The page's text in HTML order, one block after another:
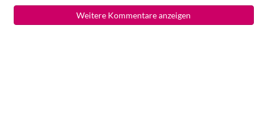
Weitere Kommentare anzeigen